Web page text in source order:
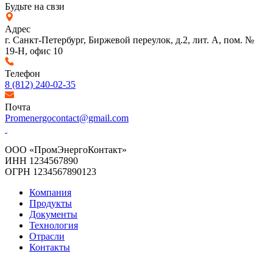
Будьте на свзи
Адрес
г. Санкт-Петербург, Биржевой переулок, д.2, лит. А, пом. №
19-Н, офис 10
Телефон
8 (812) 240-02-35
Почта
Promenergocontact@gmail.com
ООО «ПромЭнергоКонтакт»
ИНН 1234567890
ОГРН 1234567890123
Компания
Продукты
Документы
Технология
Отрасли
Контакты